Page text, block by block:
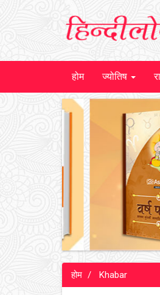
होम ज्योतिष
होम Khabar